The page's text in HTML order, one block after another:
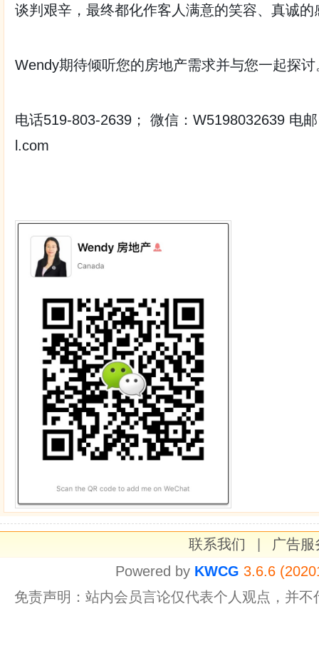
谈判艰辛，最终都化作客人满意的笑容、真诚
Wendy期待倾听您的房地产需求并与您一起探讨
电话519-803-2639； 微信：W5198032639 电
l.com
联系我们
广告服
Powered by KWCG 3.6.6
免责声明：站内会员言论仅代表个人观点，并